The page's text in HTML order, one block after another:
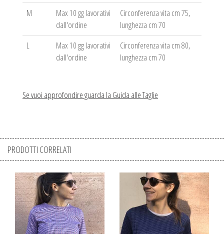
M
Max 10 gg lavorativi
dall'ordine
Circonferenza vita cm 75,
lunghezza cm 70
L
Max 10 gg lavorativi
dall'ordine
Circonferenza vita cm 80,
lunghezza cm 70
Se vuoi approfondire guarda la Guida alle Taglie
PRODOTTI CORRELATI